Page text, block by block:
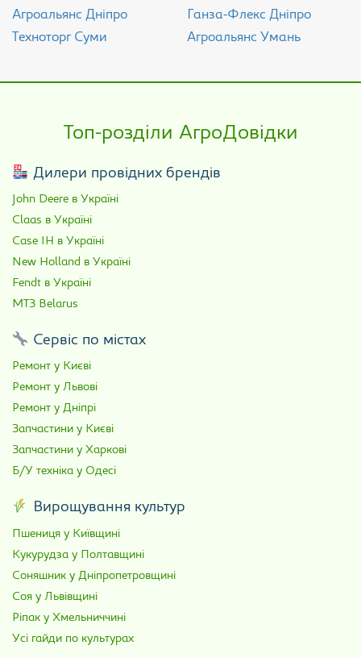
Агроальянс Дніпро
Техноторг Суми
Ганза-Флекс Дніпро
Агроальянс Умань
Топ-розділи АгроДовідки
Дилери провідних брендів
John Deere в Україні
Claas в Україні
Case IH в Україні
New Holland в Україні
Fendt в Україні
МТЗ Belarus
Сервіс по містах
Ремонт у Києві
Ремонт у Львові
Ремонт у Дніпрі
Запчастини у Києві
Запчастини у Харкові
Б/У техніка у Одесі
Вирощування культур
Пшениця у Київщині
Кукурудза у Полтавщині
Соняшник у Дніпропетровщині
Соя у Львівщині
Ріпак у Хмельниччині
Усі гайди по культурах